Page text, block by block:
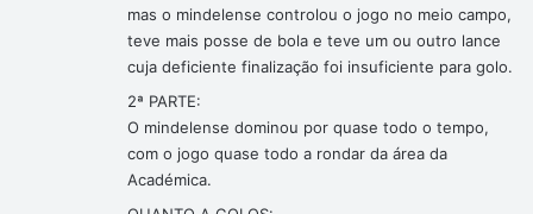
mas o mindelense controlou o jogo no meio campo,
teve mais posse de bola e teve um ou outro lance
cuja deficiente finalização foi insuficiente para golo.
2ª PARTE:
O mindelense dominou por quase todo o tempo,
com o jogo quase todo a rondar da área da
Académica.